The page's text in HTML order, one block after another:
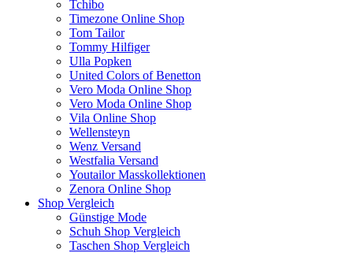
Tchibo
Timezone Online Shop
Tom Tailor
Tommy Hilfiger
Ulla Popken
United Colors of Benetton
Vero Moda Online Shop
Vero Moda Online Shop
Vila Online Shop
Wellensteyn
Wenz Versand
Westfalia Versand
Youtailor Masskollektionen
Zenora Online Shop
Shop Vergleich
Günstige Mode
Schuh Shop Vergleich
Taschen Shop Vergleich